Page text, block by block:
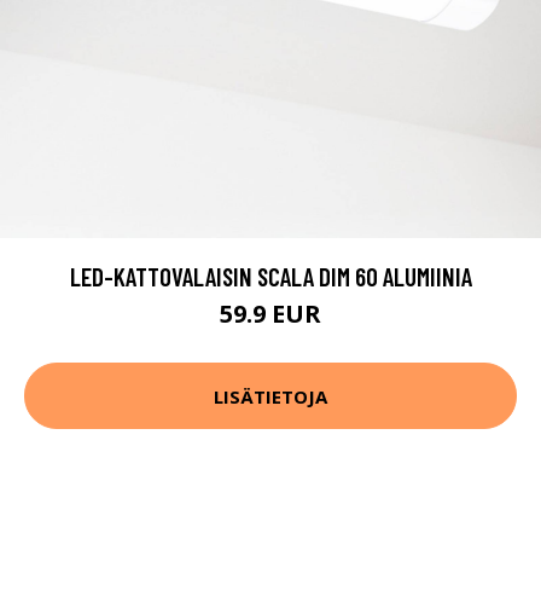
LED-KATTOVALAISIN SCALA DIM 60 ALUMIINIA
59.9 EUR
LISÄTIETOJA